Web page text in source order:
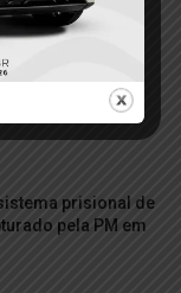
assusta
prisional de
pela PM em